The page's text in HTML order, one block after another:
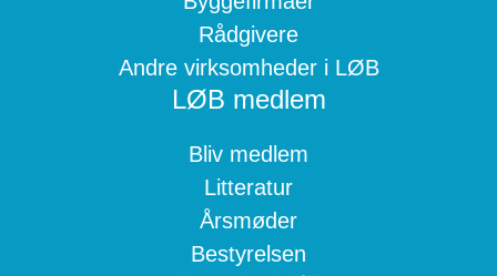
Rådgivere
Andre virksomheder i LØB
LØB medlem
Bliv medlem
Litteratur
Årsmøder
Bestyrelsen